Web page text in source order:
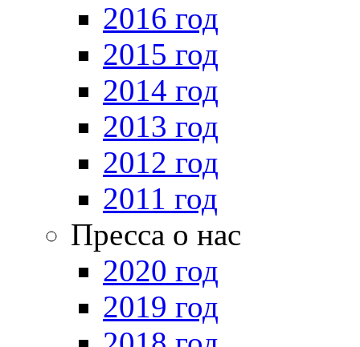
2016 год
2015 год
2014 год
2013 год
2012 год
2011 год
Пресса о нас
2020 год
2019 год